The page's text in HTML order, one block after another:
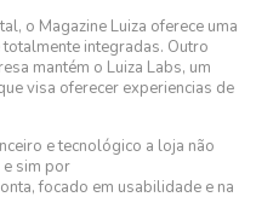
o Magazine Luiza oferece uma
integradas. Outro
mantém o Luiza Labs, um
visa oferecer experiencias de
e tecnológico a loja não
sim por
focado em usabilidade e na